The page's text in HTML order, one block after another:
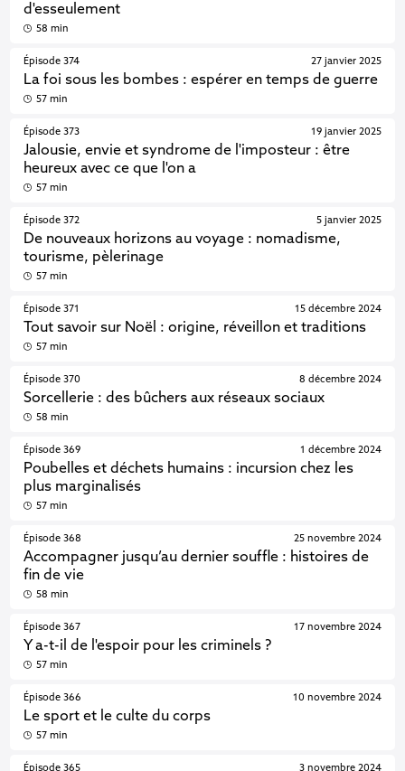
d'esseulement
58 min
Épisode 374
La foi sous les bombes : espérer en temps de guerre
27 janvier 2025
57 min
Épisode 373
Jalousie, envie et syndrome de l'imposteur : être
heureux avec ce que l'on a
19 janvier 2025
57 min
Épisode 372
De nouveaux horizons au voyage : nomadisme,
tourisme, pèlerinage
5 janvier 2025
57 min
Épisode 371
Tout savoir sur Noël : origine, réveillon et traditions
15 décembre 2024
57 min
Épisode 370
Sorcellerie : des bûchers aux réseaux sociaux
8 décembre 2024
58 min
Épisode 369
Poubelles et déchets humains : incursion chez les
plus marginalisés
1 décembre 2024
57 min
Épisode 368
Accompagner jusqu’au dernier souffle : histoires de
fin de vie
25 novembre 2024
58 min
Épisode 367
Y a-t-il de l'espoir pour les criminels ?
17 novembre 2024
57 min
Épisode 366
Le sport et le culte du corps
10 novembre 2024
57 min
Épisode 365 3 novembre 2024